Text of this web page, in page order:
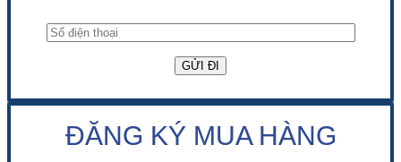
ĐĂNG KÝ MUA HÀNG